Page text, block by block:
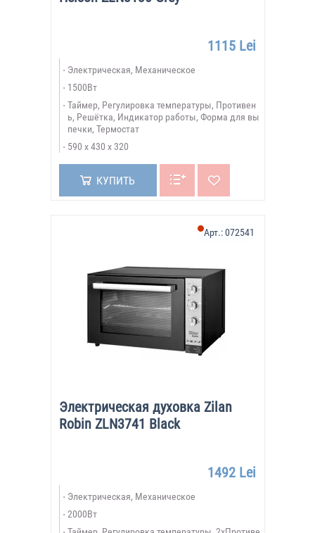
1115 Lei
Электрическая, Механическое
1500Вт
Таймер, Регулировка температуры, Противен
ь, Решётка, Индикатор работы, Форма для вы
печки, Термостат
590 х 430 х 320
КУПИТЬ
Электрическая духовка Zilan
Robin ZLN3741 Black
Арт.:072541
1492 Lei
Электрическая, Механическое
2000Вт